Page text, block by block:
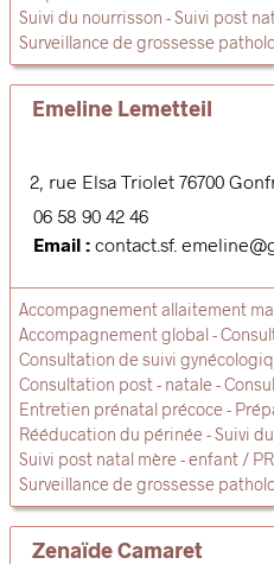
Suivi du nourrisson
Suivi post
Surveillance de grossesse
Emeline Lemetteil
2, rue Elsa Triolet 76700
06 58 90 42 46
Email : contact.sf.
Accompagnement allaitement
Accompagnement global
Consultation de suivi
Consultation post - natale
Entretien prénatal précoce
Rééducation du périnée
Suivi
Suivi post natal mère - enfant /
Surveillance de grossesse
Zenaïde Camaret